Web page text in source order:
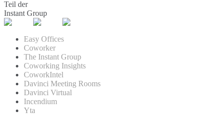
Teil der
Instant Group
Easy Offices
Coworker
The Instant Group
Coworking Insights
CoworkIntel
Davinci Meeting Rooms
Davinci Virtual
Incendium
Yta